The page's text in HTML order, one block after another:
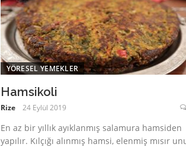
YÖRESEL YEMEKLER
Hamsikoli
Rize 24 Eylül 2019
En az bir yıllık ayıklanmış salamura hamsiden
yapılır. Kılçığı alınmış hamsi, elenmiş mısır